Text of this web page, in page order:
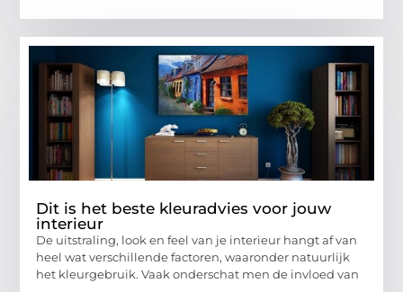
Dit is het beste kleuradvies voor jouw
interieur
De uitstraling, look en feel van je interieur hangt af van
heel wat verschillende factoren, waaronder natuurlijk
het kleurgebruik. Vaak onderschat men de invloed van